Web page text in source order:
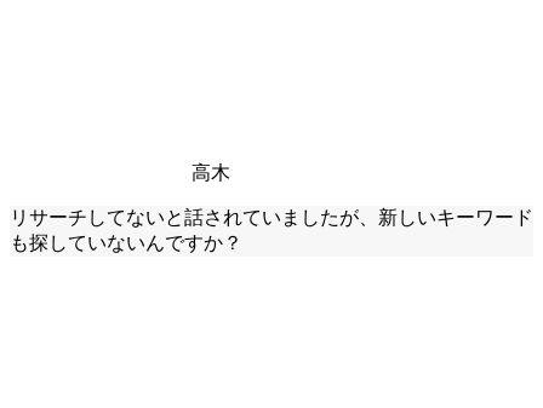
高木
リサーチしてないと話されていましたが、新しいキーワード
も探していないんですか？